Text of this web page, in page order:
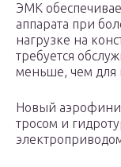
ЭМК
аппарата при
нагрузке на
требуется
меньше, чем для
Новый
тросом и